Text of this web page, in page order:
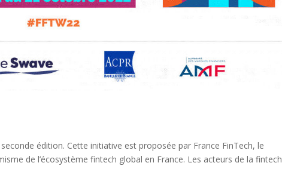
édition. Cette initiative est proposée par France FinTech, le
de l’écosystème fintech global en France. Les acteurs de la fintech